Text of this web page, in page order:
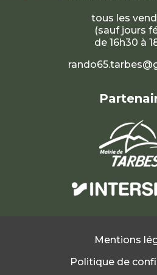
tous les
(sauf jours
de 16h30 à
Mentions
Politique de